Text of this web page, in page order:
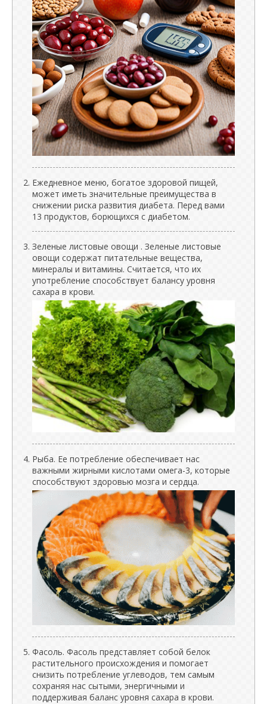
Ежедневное меню, богатое здоровой пищей,
может иметь значительные преимущества в
снижении риска развития диабета. Перед вами
13 продуктов, борющихся с диабетом.
Зеленые листовые овощи . Зеленые листовые
овощи содержат питательные вещества,
минералы и витамины. Считается, что их
употребление способствует балансу уровня
сахара в крови.
Рыба. Ее потребление обеспечивает нас
важными жирными кислотами омега-3, которые
способствуют здоровью мозга и сердца.
Фасоль. Фасоль представляет собой белок
растительного происхождения и помогает
снизить потребление углеводов, тем самым
сохраняя нас сытыми, энергичными и
поддерживая баланс уровня сахара в крови.